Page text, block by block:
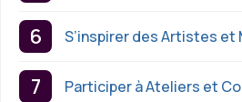
S’inspirer des Artistes et
Participer à Ateliers et